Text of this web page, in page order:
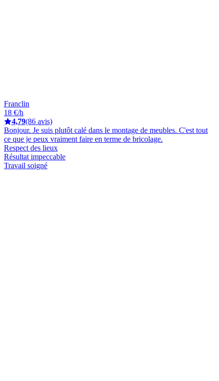
Franclin
18 €/h
4,79(86 avis)
Bonjour. Je suis plutôt calé dans le montage de meubles. C'est tout
ce que je peux vraiment faire en terme de bricolage.
Respect des lieux
Résultat impeccable
Travail soigné